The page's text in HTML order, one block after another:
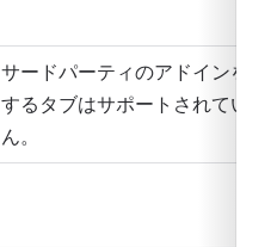
サードパーティのアドインを必
するタブはサポートされていま
ん。